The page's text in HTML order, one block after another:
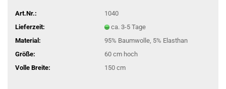
Art.Nr.:
1040
Lieferzeit:
ca. 3-5 Tage
Material:
95% Baumwolle, 5% Elasthan
Größe:
60 cm hoch
Volle Breite:
150 cm